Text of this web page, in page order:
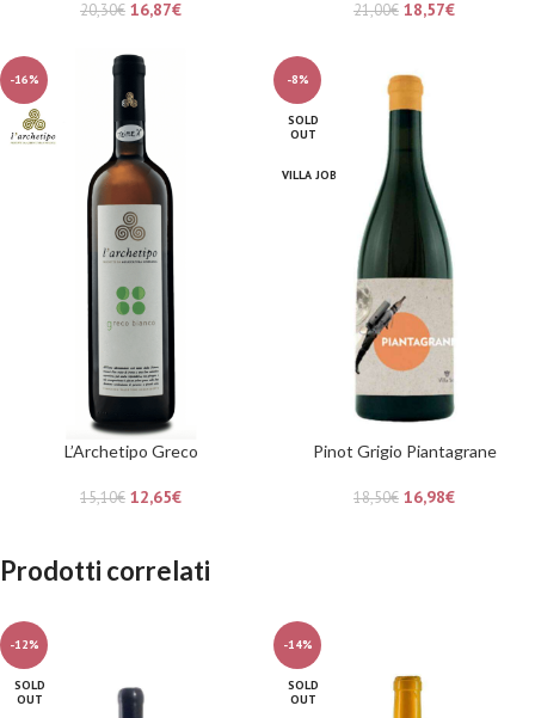
20,30€ 16,87€ 21,00€ 18,57€
-16%
L’Archetipo Greco
15,10€ 12,65€
-8%
SOLD
OUT
VILLA JOB
Pinot Grigio Piantagrane
18,50€ 16,98€
Prodotti correlati
-12%
SOLD
OUT
-14%
SOLD
OUT